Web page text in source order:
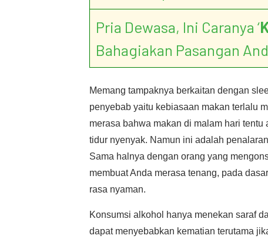
Pria Dewasa, Ini Caranya ‘
Bahagiakan Pasangan
Memang tampaknya berkaitan dengan
penyebab yaitu kebiasaan makan terlalu
merasa bahwa makan di malam hari
tidur nyenyak. Namun ini adalah
Sama halnya dengan orang yang
membuat Anda merasa tenang, pada
rasa nyaman.
Konsumsi alkohol hanya menekan saraf
dapat menyebabkan kematian terutama